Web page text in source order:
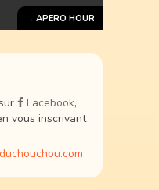
→ APERO HOUR
Facebook,
vous inscrivant